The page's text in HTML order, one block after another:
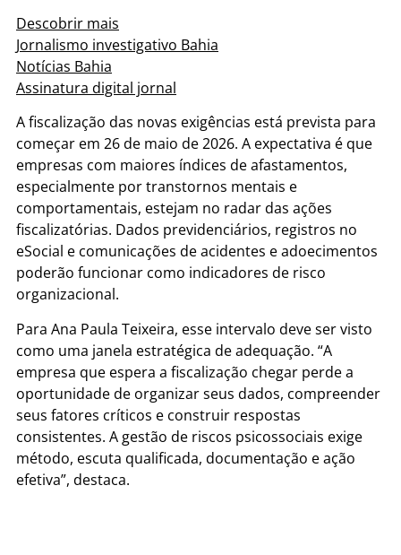
Descobrir mais
Jornalismo investigativo Bahia
Notícias Bahia
Assinatura digital jornal
A fiscalização das novas exigências está prevista para
começar em 26 de maio de 2026. A expectativa é que
empresas com maiores índices de afastamentos,
especialmente por transtornos mentais e
comportamentais, estejam no radar das ações
fiscalizatórias. Dados previdenciários, registros no
eSocial e comunicações de acidentes e adoecimentos
poderão funcionar como indicadores de risco
organizacional.
Para Ana Paula Teixeira, esse intervalo deve ser visto
como uma janela estratégica de adequação. “A
empresa que espera a fiscalização chegar perde a
oportunidade de organizar seus dados, compreender
seus fatores críticos e construir respostas
consistentes. A gestão de riscos psicossociais exige
método, escuta qualificada, documentação e ação
efetiva”, destaca.